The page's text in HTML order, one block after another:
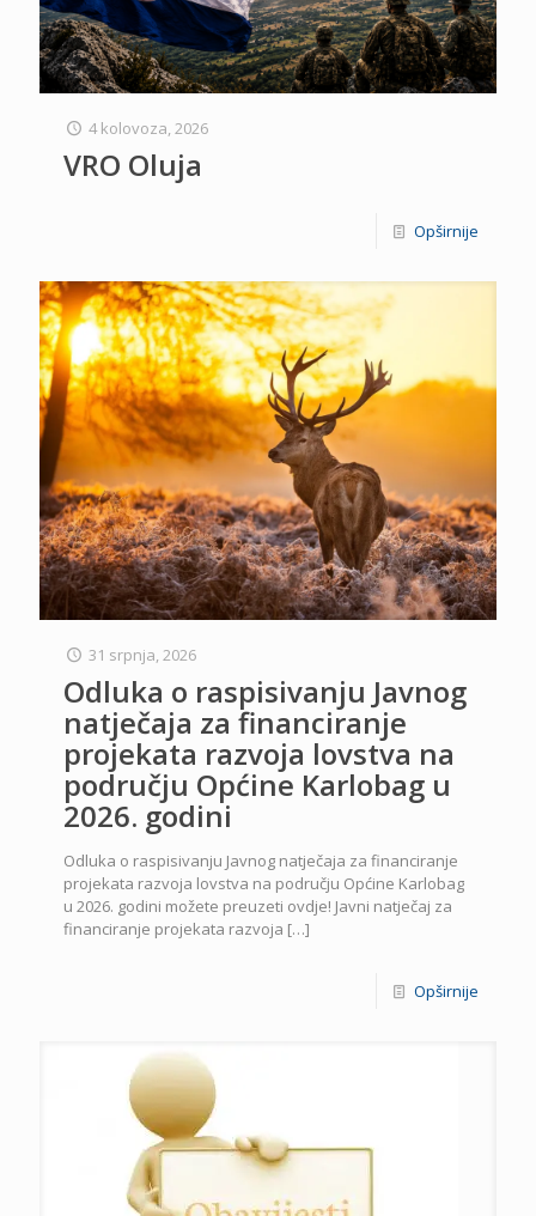
4 kolovoza, 2026
VRO Oluja
Opširnije
31 srpnja, 2026
Odluka o raspisivanju Javnog
natječaja za financiranje
projekata razvoja lovstva na
području Općine Karlobag u
2026. godini
Odluka o raspisivanju Javnog natječaja za financiranje
projekata razvoja lovstva na području Općine Karlobag
u 2026. godini možete preuzeti ovdje! Javni natječaj za
financiranje projekata razvoja […]
Opširnije